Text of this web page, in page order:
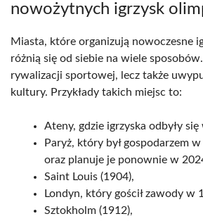
nowożytnych igrzysk
Miasta, które organizują nowoczesne
różnią się od siebie na wiele
rywalizacji sportowej, lecz także
kultury. Przykłady takich miejsc to:
Ateny, gdzie igrzyska odbyły
Paryż, który był gospodarzem
oraz planuje je ponownie w
Saint Louis (1904),
Londyn, który gościł zawody w
Sztokholm (1912),